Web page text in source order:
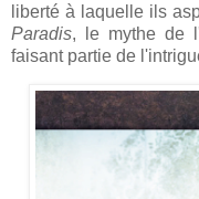
liberté à laquelle ils
Paradis, le mythe de
faisant partie de